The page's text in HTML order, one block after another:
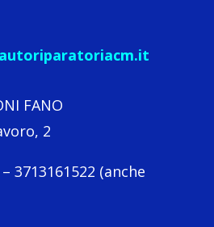
FANO
2
3713161522 (anche